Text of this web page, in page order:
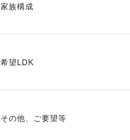
家族構成
希望LDK
その他、ご要望等